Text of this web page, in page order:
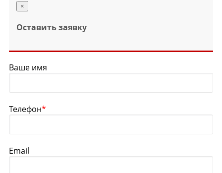
×
Оставить заявку
Ваше имя
Телефон*
Email